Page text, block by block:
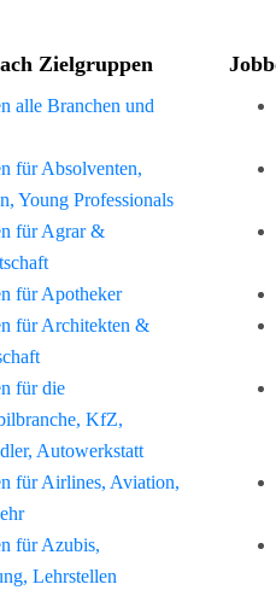
Zielgruppen
alle Branchen und
für Absolventen,
Young Professionals
für Agrar &
für Apotheker
für Architekten &
für die
KfZ,
Autowerkstatt
für Airlines, Aviation,
für Azubis,
Lehrstellen